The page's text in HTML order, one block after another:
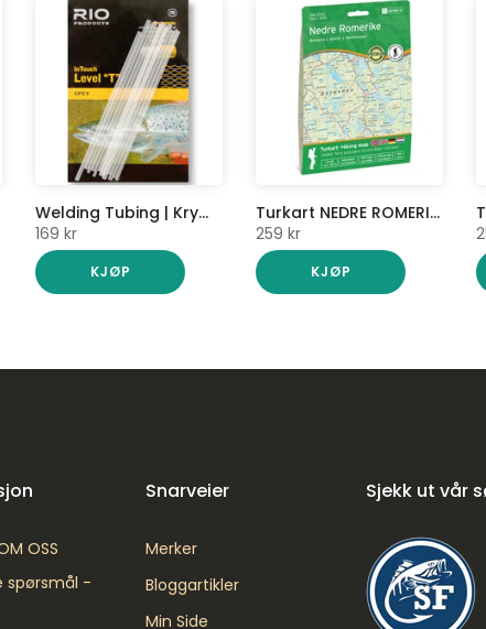
Welding Tubing | Krympe plast for skjøt | RIO
169 kr
KJØP
Turkart NEDRE ROMERIKE 1:50 000
259 kr
KJØP
OSS
spørsmål -
Snarveier
Merker
Bloggartikler
Min Side
Sjekk ut vår